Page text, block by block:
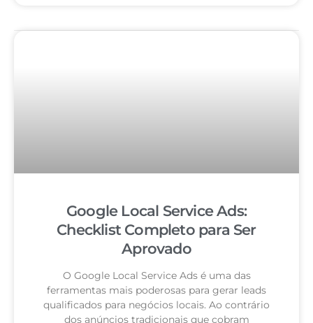
Google Local Service Ads:
Checklist Completo para Ser
Aprovado
O Google Local Service Ads é uma das
ferramentas mais poderosas para gerar leads
qualificados para negócios locais. Ao contrário
dos anúncios tradicionais que cobram